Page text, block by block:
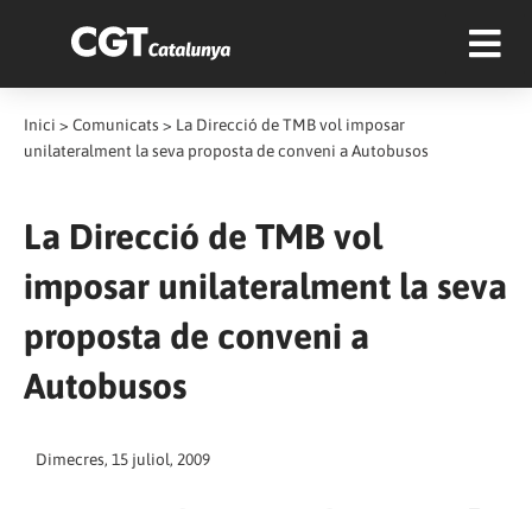
Inici > Comunicats > La Direcció de TMB vol imposar
unilateralment la seva proposta de conveni a Autobusos
La Direcció de TMB vol
imposar unilateralment la seva
proposta de conveni a
Autobusos
Dimecres, 15 juliol, 2009